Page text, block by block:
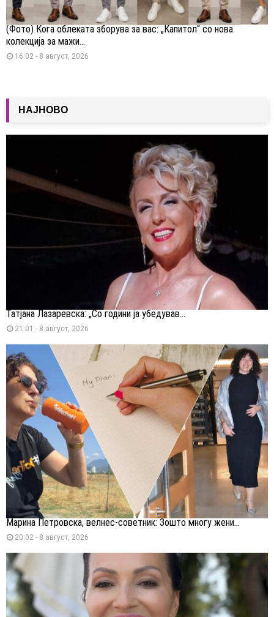
(Фото) Кога облеката зборува за вас: „Капитол“ со нова
колекција за мажи...
16:02 - 8 август, 2026
НАЈНОВО
Татјана Лазаревска: „Со години ја убедував...
21:01 - 8 август, 2026
Марина Петровска, велнес-советник: Зошто многу жени...
20:02 - 8 август, 2026